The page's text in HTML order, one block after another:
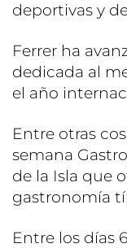
deportivas y
Ferrer ha
dedicada al
el año
Entre otras
semana
de la Isla que
gastronomía
Entre los días